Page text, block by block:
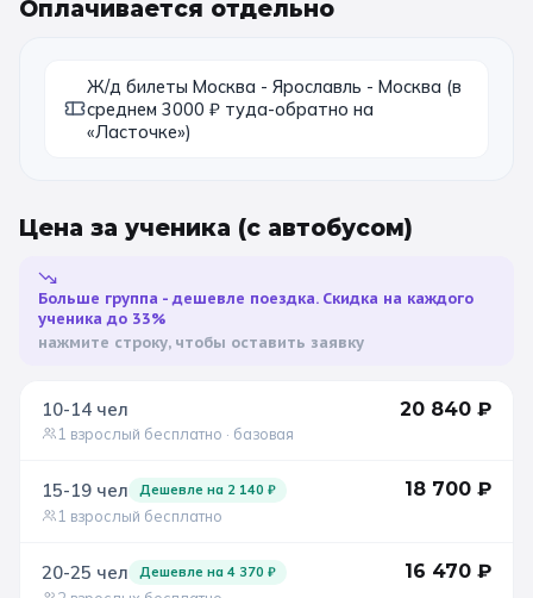
Оплачивается отдельно
Ж/д билеты Москва - Ярославль - Москва (в
среднем 3000 ₽ туда-обратно на
«Ласточке»)
Цена за ученика (с автобусом)
Больше группа - дешевле поездка. Скидка на каждого
ученика до 33%
нажмите строку, чтобы оставить заявку
10-14 чел
1 взрослый бесплатно · базовая
20 840 ₽
15-19 чел Дешевле на 2 140 ₽
1 взрослый бесплатно
18 700 ₽
20-25 чел Дешевле на 4 370 ₽ 16 470 ₽